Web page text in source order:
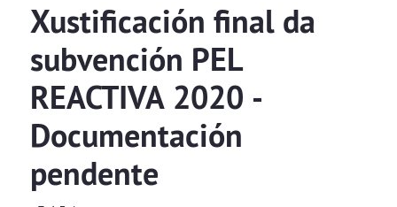
Xustificación final da
subvención PEL
REACTIVA 2020 -
Documentación
pendente